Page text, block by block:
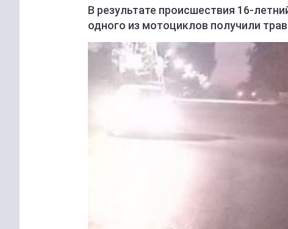
В результате происшествия 16-
одного из мотоциклов получили